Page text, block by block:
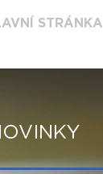
STRÁNKA